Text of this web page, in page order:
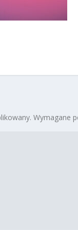
Wymagane